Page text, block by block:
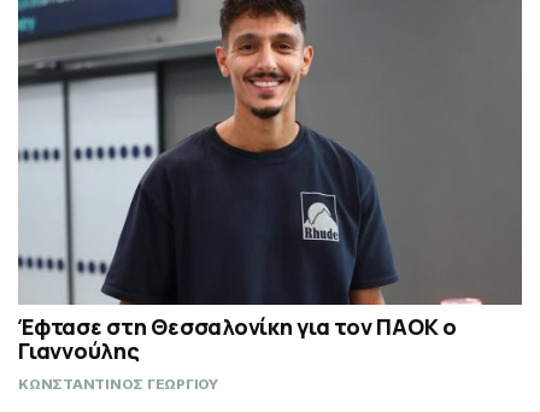
Έφτασε στη Θεσσαλονίκη για τον ΠΑΟΚ ο
Γιαννούλης
ΚΩΝΣΤΑΝΤΙΝΟΣ ΓΕΩΡΓΙΟΥ